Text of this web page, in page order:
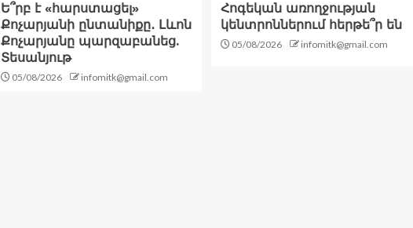
Ե՞րբ է «հարստացել»
Քոչարյանի ընտանիքը․ Լևոն
Քոչարյանը պարզաբանեց.
Տեսանյութ
05/08/2026 infomitk@gmail.com
Հոգեկան առողջության
կենտրոններում հերթե՞ր են
05/08/2026 infomitk@gmail.com